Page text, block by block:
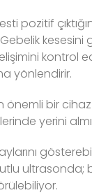
pozitif
kontrol
yönlendirir.
önemli bir
yerini
ultrasonda;